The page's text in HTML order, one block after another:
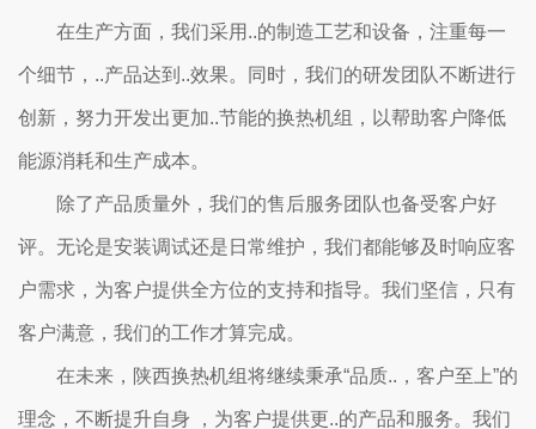
在生产方面，我们采用..的制造工艺和设备，注重每一
个细节，..产品达到..效果。同时，我们的研发团队不断进行
创新，努力开发出更加..节能的换热机组，以帮助客户降低
能源消耗和生产成本。
除了产品质量外，我们的售后服务团队也备受客户好
评。无论是安装调试还是日常维护，我们都能够及时响应客
户需求，为客户提供全方位的支持和指导。我们坚信，只有
客户满意，我们的工作才算完成。
在未来，陕西换热机组将继续秉承“品质..，客户至上”的
理念，不断提升自身 ，为客户提供更..的产品和服务。我们